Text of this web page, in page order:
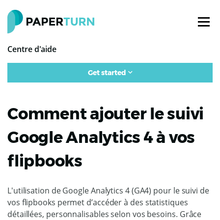
Centre d'aide
Get started
Comment ajouter le suivi
Google Analytics 4 à vos
flipbooks
L'utilisation de Google Analytics 4 (GA4) pour le suivi de
vos flipbooks permet d’accéder à des statistiques
détaillées, personnalisables selon vos besoins. Grâce